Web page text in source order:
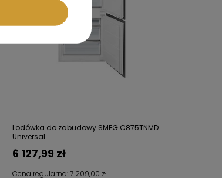
Lodówka do zabudowy SMEG C875TNMD
Universal
Cena regularna:7 209,00 zł
6 127,99 zł